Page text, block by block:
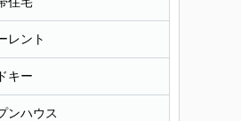
レント
キー
ンハウス